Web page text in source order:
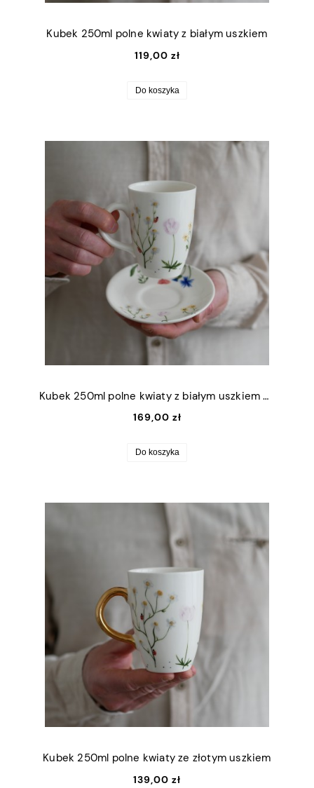
Kubek 250ml polne kwiaty z białym uszkiem
119,00 zł
Do koszyka
Kubek 250ml polne kwiaty z białym uszkiem + talerzyk 12,5cm
169,00 zł
Do koszyka
Kubek 250ml polne kwiaty ze złotym uszkiem
139,00 zł